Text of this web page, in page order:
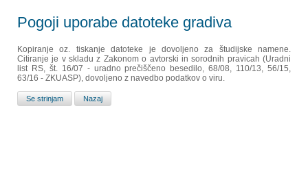
Pogoji uporabe datoteke gradiva
Kopiranje oz. tiskanje datoteke je dovoljeno za študijske namene.
Citiranje je v skladu z Zakonom o avtorski in sorodnih pravicah (Uradni
list RS, št. 16/07 - uradno prečiščeno besedilo, 68/08, 110/13, 56/15,
63/16 - ZKUASP), dovoljeno z navedbo podatkov o viru.